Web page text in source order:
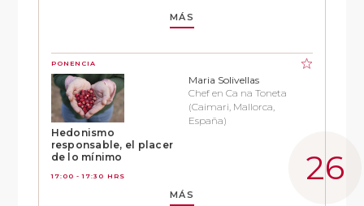
MÁS
PONENCIA
Hedonismo
responsable, el placer
de lo mínimo
17:00 - 17:30 HRS
Maria Solivellas
Chef en Ca na Toneta
(Caimari, Mallorca,
España)
MÁS